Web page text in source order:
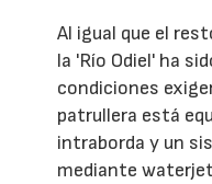
Al igual que el
la 'Río Odiel' ha
condiciones
patrullera está
intraborda y un
mediante